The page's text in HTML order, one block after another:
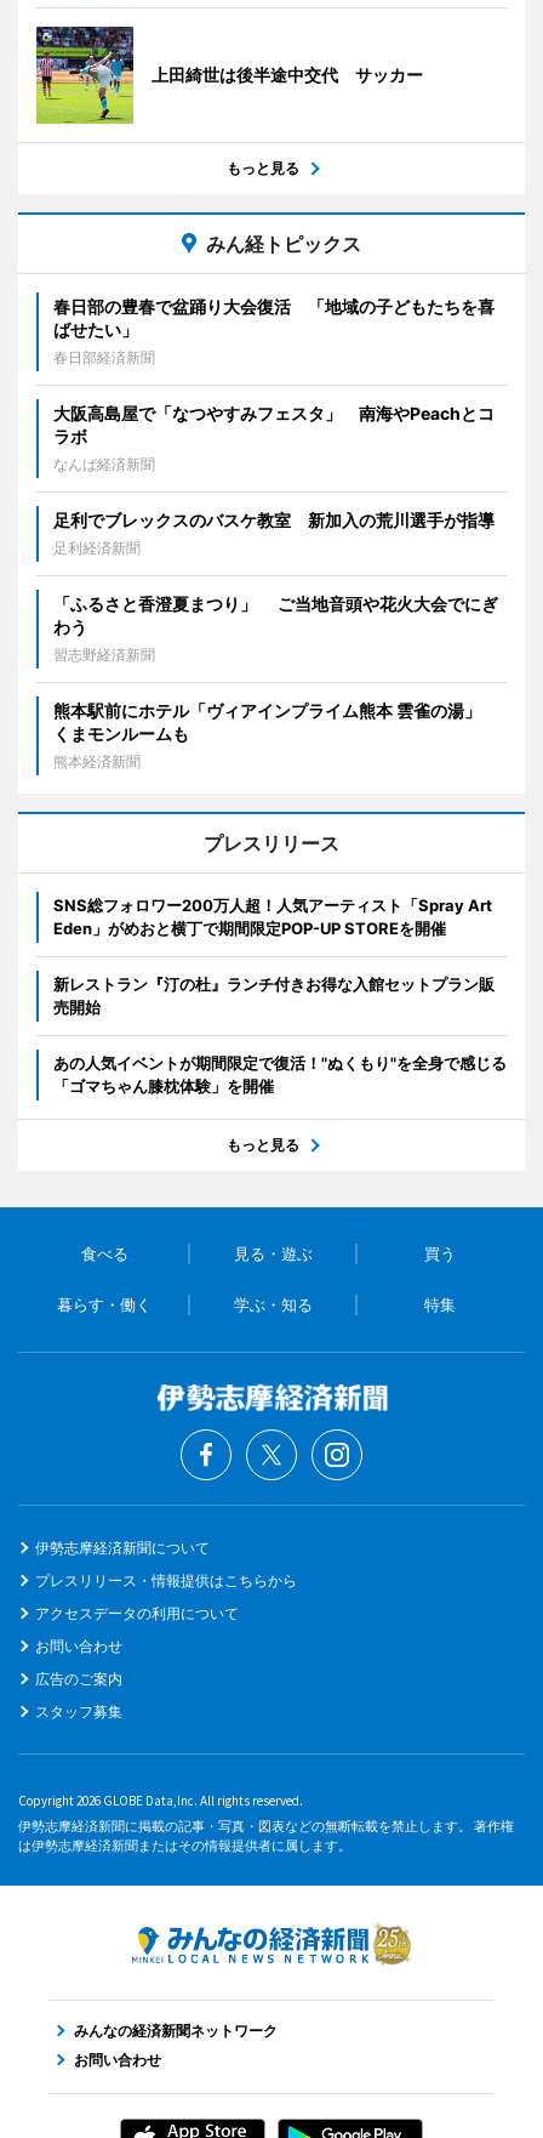
上田綺世は後半途中交代 サッカー
もっと見る
みん経トピックス
春日部の豊春で盆踊り大会復活 「地域の子どもたちを喜
ばせたい」
春日部経済新聞
大阪高島屋で「なつやすみフェスタ」 南海やPeachとコ
ラボ
なんば経済新聞
足利でブレックスのバスケ教室 新加入の荒川選手が指導
足利経済新聞
「ふるさと香澄夏まつり」 ご当地音頭や花火大会でにぎ
わう
習志野経済新聞
熊本駅前にホテル「ヴィアインプライム熊本 雲雀の湯」
くまモンルームも
熊本経済新聞
プレスリリース
SNS総フォロワー200万人超！人気アーティスト「Spray Art
Eden」がめおと横丁で期間限定POP-UP STOREを開催
新レストラン『汀の杜』ランチ付きお得な入館セットプラン販
売開始
あの人気イベントが期間限定で復活！"ぬくもり"を全身で感じる
「ゴマちゃん膝枕体験」を開催
もっと見る
食べる 見る・遊ぶ 買う
暮らす・働く 学ぶ・知る 特集
伊勢志摩経済新聞について
プレスリリース・情報提供はこちらから
アクセスデータの利用について
お問い合わせ
広告のご案内
スタッフ募集
Copyright 2026 GLOBE Data,Inc. All rights reserved.
伊勢志摩経済新聞に掲載の記事・写真・図表などの無断転載を禁止します。 著作権
は伊勢志摩経済新聞またはその情報提供者に属します。
みんなの経済新聞ネットワーク
お問い合わせ